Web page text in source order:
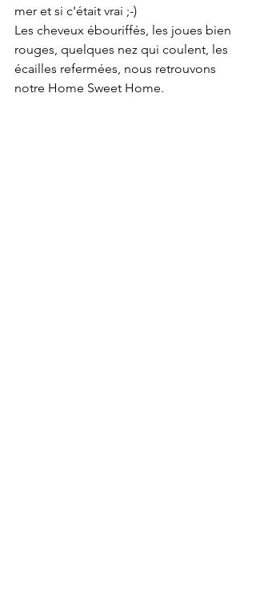
mer et si c'était vrai ;-)
Les cheveux ébouriffés, les joues bien
rouges, quelques nez qui coulent, les
écailles refermées, nous retrouvons
notre Home Sweet Home.